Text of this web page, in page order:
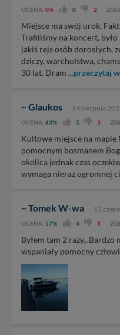
OCENA: 0% 0 2
Miejsce ma swój urok.
Trafiliśmy na koncert, było
jakiś rejs osób dorosłych,
dziczy, warcholstwa,
30 lat. Dram ...przeczytaj
~ Glaukos 14 sierpnia
OCENA: 63% 5 3
Kultowe miejsce na
pomocnym bosmanem
okolica jednak czas
wymaga nieraz ogromnej
~ Tomek W-wa 11
OCENA: 57% 4 3
Byłem tam 2 razy...Bardzo
wspaniały pomocny